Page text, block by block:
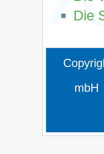
Die